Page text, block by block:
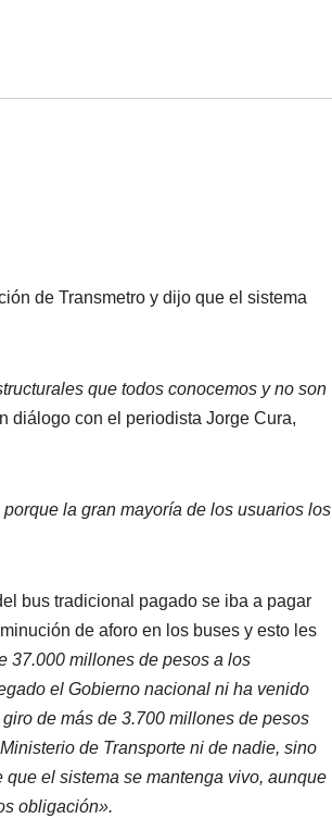
de Transmetro y dijo que el sistema
que todos conocemos y no son
diálogo con el periodista Jorge Cura,
la gran mayoría de los usuarios los
bus tradicional pagado se iba a pagar
de aforo en los buses y esto les
37.000 millones de pesos a los
el Gobierno nacional ni ha venido
de más de 3.700 millones de pesos
de Transporte ni de nadie, sino
el sistema se mantenga vivo, aunque
obligación».